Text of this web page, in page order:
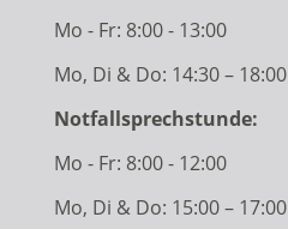
Mo - Fr: 8:00 - 13:00
Mo, Di & Do: 14:30 – 18:00
Notfallsprechstunde:
Mo - Fr: 8:00 - 12:00
Mo, Di & Do: 15:00 – 17:00